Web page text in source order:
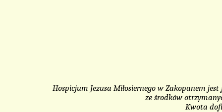
Hospicjum Jezusa Miłosiernego w Zakopanem
ze środków
Kwota